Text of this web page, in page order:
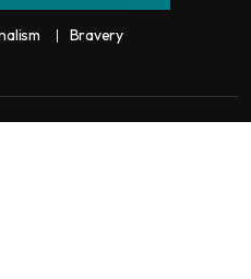
Bravery